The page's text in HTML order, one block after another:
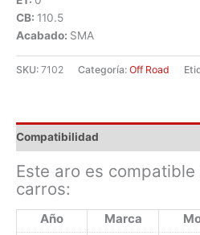
CB: 110.5
Acabado: SMA
SKU: 7102 Categoría: Off Road
Compatibilidad
Este aro es
carros:
Año Marca